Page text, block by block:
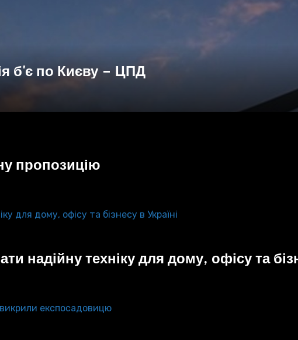
б'є по Києву – ЦПД
пропозицію
надійну техніку для дому, офісу та